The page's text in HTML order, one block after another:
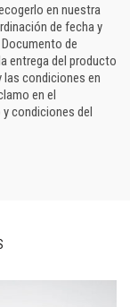
en nuestra
de fecha y
de
entrega del producto
las condiciones en
en el
condiciones del